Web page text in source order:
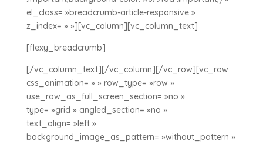
el_class= »breadcrumb-article-responsive »
z_index= » »][vc_column][vc_column_text]
[flexy_breadcrumb]
[/vc_column_text][/vc_column][/vc_row][vc_row
css_animation= » » row_type= »row »
use_row_as_full_screen_section= »no »
type= »grid » angled_section= »no »
text_align= »left »
background_image_as_pattern= »without_pattern »